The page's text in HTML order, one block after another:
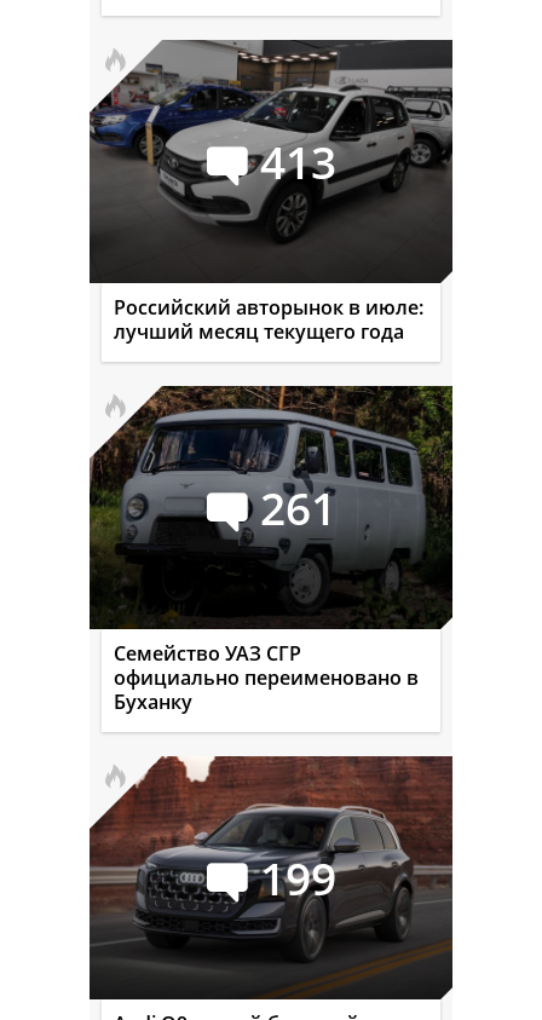
413
Российский авторынок в июле:
лучший месяц текущего года
261
Семейство УАЗ СГР
официально переименовано в
Буханку
199